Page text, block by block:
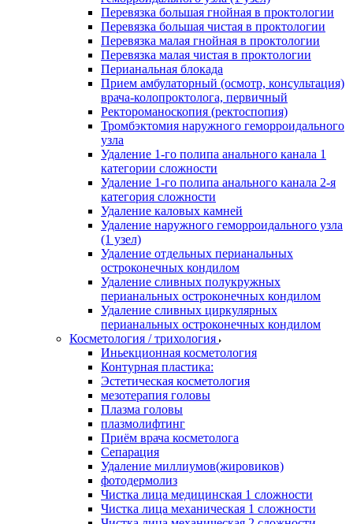
Перевязка большая гнойная в проктологии
Перевязка большая чистая в проктологии
Перевязка малая гнойная в проктологии
Перевязка малая чистая в проктологии
Перианальная блокада
Прием амбулаторный (осмотр, консультация)
врача-колопроктолога, первичный
Ректороманоскопия (ректоспопия)
Тромбэктомия наружного геморроидального
узла
Удаление 1-го полипа анального канала 1
категории сложности
Удаление 1-го полипа анального канала 2-я
категория сложности
Удаление каловых камней
Удаление наружного геморроидального узла
(1 узел)
Удаление отдельных перианальных
остроконечных кондилом
Удаление сливных полукружных
перианальных остроконечных кондилом
Удаление сливных циркулярных
перианальных остроконечных кондилом
Косметология / трихология
Иньекционная косметология
Контурная пластика:
Эстетическая косметология
мезотерапия головы
Плазма головы
плазмолифтинг
Приём врача косметолога
Сепарация
Удаление миллиумов(жировиков)
фотодермолиз
Чистка лица медицинская 1 сложности
Чистка лица механическая 1 сложности